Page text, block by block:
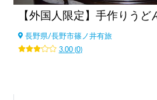
【外国人限定】手作りうど
長野県/長野市篠ノ井有旅
3.00(0)